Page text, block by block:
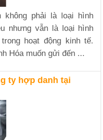
không phải là loại hình
nhưng vẫn là loại hình
hoạt động kinh tế.
Hóa muốn gửi đến ...
ty hợp danh tại